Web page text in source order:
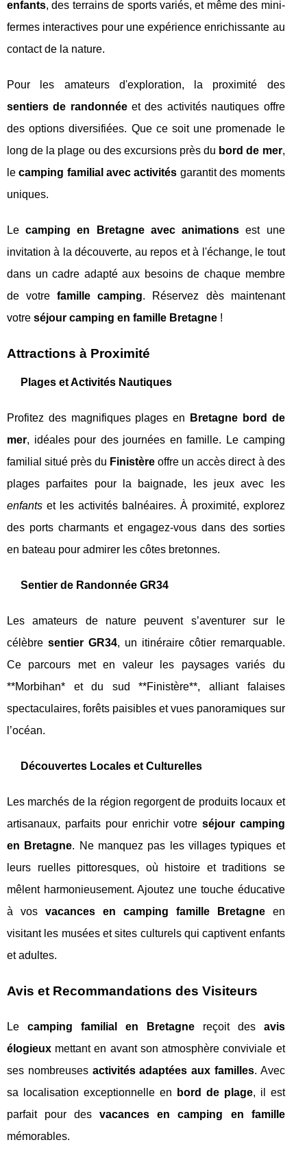
enfants, des terrains de sports variés, et même des mini-
fermes interactives pour une expérience enrichissante au
contact de la nature.
Pour les amateurs d'exploration, la proximité des
sentiers de randonnéeet des activités nautiques offre
des options diversifiées. Que ce soit une promenade le
long de la plage ou des excursions près du bord de mer,
lecamping familial avec activités garantit des moments
uniques.
Lecamping en Bretagne avec animations est une
invitation à la découverte, au repos et à l'échange, le tout
dans un cadre adapté aux besoins de chaque membre
de votrefamille camping. Réservez dès maintenant
votre séjour camping en famille Bretagne !
Attractions à Proximité
Plages et Activités Nautiques
Profitez des magnifiques plages en
Bretagne bord de
mer, idéales pour des journées en famille. Le camping
familial situé près du Finistère offre un accès direct à des
plages parfaites pour la baignade, les jeux avec les
enfants et les activités balnéaires. À proximité, explorez
des ports charmants et engagez-vous dans des sorties
en bateau pour admirer les côtes bretonnes.
Sentier de Randonnée GR34
Les amateurs de nature peuvent s’aventurer sur le
célèbre sentier GR34, un itinéraire côtier remarquable.
Ce parcours met en valeur les paysages variés du
**Morbihan* et du sud **Finistère**, alliant falaises
spectaculaires, forêts paisibles et vues panoramiques sur
l’océan.
Découvertes Locales et Culturelles
Les marchés de la région regorgent de produits locaux et
artisanaux, parfaits pour enrichir votre séjour camping
en Bretagne. Ne manquez pas les villages typiques et
leurs ruelles pittoresques, où histoire et traditions se
mêlent harmonieusement. Ajoutez une touche éducative
à vos vacances en camping famille Bretagneen
visitant les musées et sites culturels qui captivent enfants
et adultes.
Avis et Recommandations des Visiteurs
Le camping familial en Bretagnereçoit des avis
élogieux mettant en avant son atmosphère conviviale et
ses nombreuses activités adaptées aux familles. Avec
sa localisation exceptionnelle en
bord de plage, il est
parfait pour desvacances en camping en famille
mémorables.